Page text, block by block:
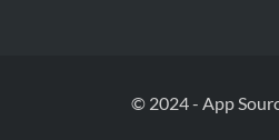
© 2024 - App